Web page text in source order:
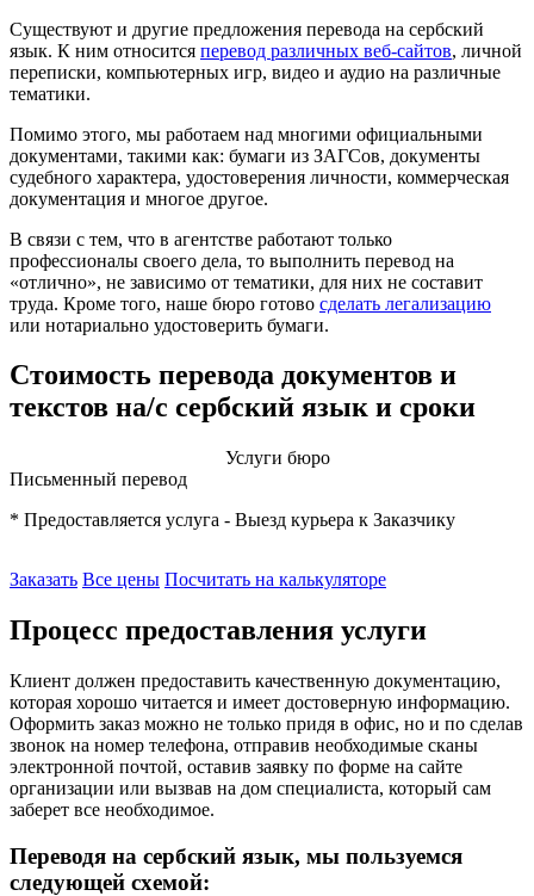
Существуют и другие предложения перевода на сербский
язык. К ним относится перевод различных веб-сайтов, личной
переписки, компьютерных игр, видео и аудио на различные
тематики.
Помимо этого, мы работаем над многими официальными
документами, такими как: бумаги из ЗАГСов, документы
судебного характера, удостоверения личности, коммерческая
документация и многое другое.
В связи с тем, что в агентстве работают только
профессионалы своего дела, то выполнить перевод на
«отлично», не зависимо от тематики, для них не составит
труда. Кроме того, наше бюро готово сделать легализацию
или нотариально удостоверить бумаги.
Стоимость перевода документов и
текстов на/с сербский язык и сроки
Услуги бюро
Письменный перевод
* Предоставляется услуга - Выезд курьера к Заказчику
Заказать Все цены Посчитать на калькуляторе
Процесс предоставления услуги
Клиент должен предоставить качественную документацию,
которая хорошо читается и имеет достоверную информацию.
Оформить заказ можно не только придя в офис, но и по сделав
звонок на номер телефона, отправив необходимые сканы
электронной почтой, оставив заявку по форме на сайте
организации или вызвав на дом специалиста, который сам
заберет все необходимое.
Переводя на сербский язык, мы пользуемся
следующей схемой: